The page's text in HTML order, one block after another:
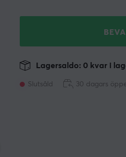
Slutsåld
Lagersaldo: 0 kvar i
30 dagars